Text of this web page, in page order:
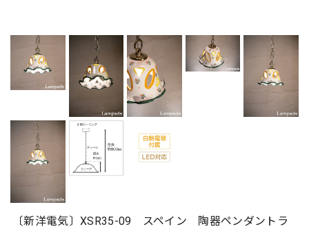
〔新洋電気〕XSR35-09 スペイン 陶器ペンダントラ